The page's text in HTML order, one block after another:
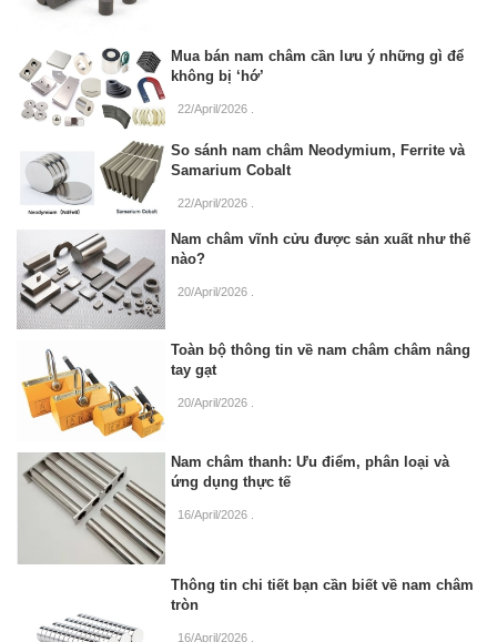
Mua bán nam châm cần lưu ý những gì để
không bị ‘hớ’
22/April/2026
So sánh nam châm Neodymium, Ferrite và
Samarium Cobalt
22/April/2026
Nam châm vĩnh cửu được sản xuất như thế
nào?
20/April/2026 .
Toàn bộ thông tin về nam châm châm nâng
tay gạt
20/April/2026
Nam châm thanh: Ưu điểm, phân loại và
ứng dụng thực tế
16/April/2026
Thông tin chi tiết bạn cần biết về nam châm
tròn
16/April/2026